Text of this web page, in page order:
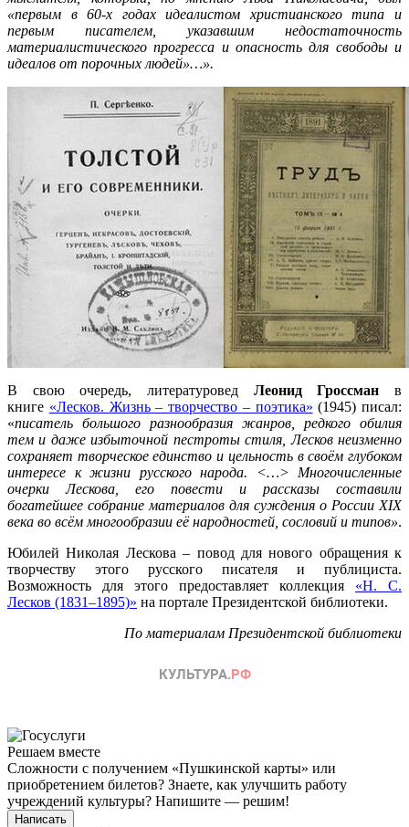
«первым в 60-х годах идеалистом христианского типа и
первым писателем, указавшим недостаточность
материалистического прогресса и опасность для свободы и
идеалов от порочных людей»…».
В свою очередь, литературовед Леонид Гроссман в
книге «Лесков. Жизнь – творчество – поэтика» (1945) писал:
«писатель большого разнообразия жанров, редкого обилия
тем и даже избыточной пестроты стиля, Лесков неизменно
сохраняет творческое единство и цельность в своём глубоком
интересе к жизни русского народа. <…> Многочисленные
очерки Лескова, его повести и рассказы составили
богатейшее собрание материалов для суждения о России XIX
века во всём многообразии её народностей, сословий и типов».
Юбилей Николая Лескова – повод для нового обращения к
творчеству этого русского писателя и публициста.
Возможность для этого предоставляет коллекция «Н. С.
Лесков (1831–1895)» на портале Президентской библиотеки.
По материалам Президентской библиотеки
Решаем вместе
Сложности с получением «Пушкинской карты» или
приобретением билетов? Знаете, как улучшить работу
учреждений культуры? Напишите — решим!
Написать